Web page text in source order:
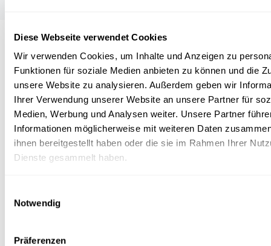
Diese Webseite verwendet Cookies
Wir verwenden Cookies, um Inhalte und Anzeigen zu
Funktionen für soziale Medien anbieten zu können und die
unsere Website zu analysieren. Außerdem geben wir
Ihrer Verwendung unserer Website an unsere Partner für
Medien, Werbung und Analysen weiter. Unsere Partner
Informationen möglicherweise mit weiteren Daten
ihnen bereitgestellt haben oder die sie im Rahmen Ihrer
Dienste gesammelt haben.
Notwendig
Präferenzen
Folgescience.lu
Diese Plugins sind ausgeblendet, weil Sie
Cookies im Zusammenhang mit sozialen
Netzwerken abgelehnt haben. Um sie zu
sehen, ändern Sie bitte Ihre Einstellungen.